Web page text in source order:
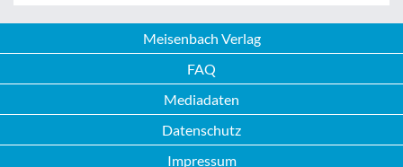
Meisenbach Verlag
FAQ
Mediadaten
Datenschutz
Impressum